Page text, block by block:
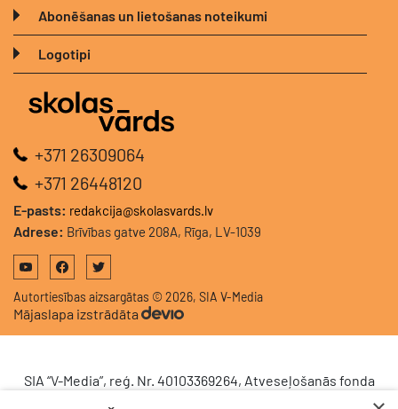
Abonēšanas un lietošanas noteikumi
Logotipi
+371 26309064
+371 26448120
E-pasts: redakcija@skolasvards.lv
Adrese: Brīvības gatve 208A, Rīga, LV-1039
Autortiesības aizsargātas © 2026, SIA V-Media
Mājaslapa izstrādāta
SIA “V-Media”, reģ. Nr. 40103369264, Atveseļošanās fonda